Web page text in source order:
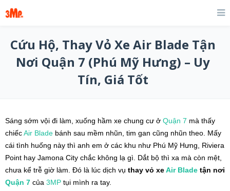
Cứu Hộ, Thay Vỏ Xe Air Blade Tận
Nơi Quận 7 (Phú Mỹ Hưng) – Uy
Tín, Giá Tốt
Sáng sớm vội đi làm, xuống hầm xe chung cư ở Quận 7 mà thấy
chiếcAir Blade bánh sau mềm nhũn, tim gan cũng nhũn theo. Mấy
cái tình huống này thì anh em ở các khu như Phú Mỹ Hưng, Riviera
Point hay Jamona City chắc không lạ gì. Dắt bộ thì xa mà còn mệt,
chưa kể trễ giờ làm. Đó là lúc dịch vụ thay vỏ xeAir Blade tận nơi
Quận 7 của 3MP tụi mình ra tay.